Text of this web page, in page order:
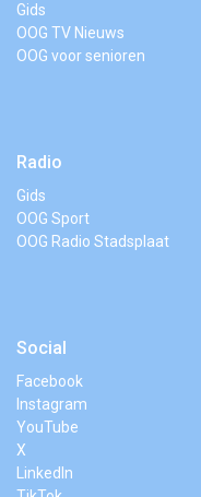
Gids
OOG TV Nieuws
OOG voor senioren
Radio
Gids
OOG Sport
OOG Radio Stadsplaat
Social
Facebook
Instagram
YouTube
X
LinkedIn